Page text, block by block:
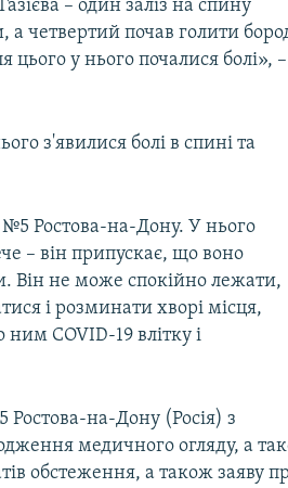
– один заліз на спину
четвертий почав голити
цього у нього почалися болі», –
з'явилися болі в спині та
№5 Ростова-на-Дону. У нього
– він припускає, що воно
Він не може спокійно лежати,
і розминати хворі місця,
COVID-19 влітку і
Ростова-на-Дону (Росія) з
медичного огляду, а
обстеження, а також заяву